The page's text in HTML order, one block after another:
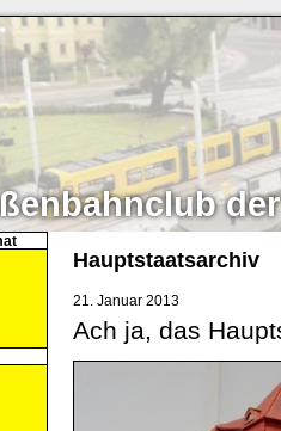
der
Hauptstaatsarchiv
21. Januar 2013
Ach ja, das